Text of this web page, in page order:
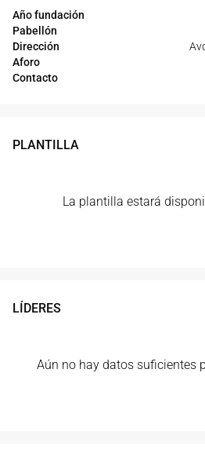
Año fundación
Pabellón
Dirección
Aforo
Contacto
PLANTILLA
La plantilla estará
LÍDERES
Aún no hay datos suficientes